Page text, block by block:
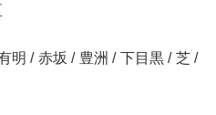
明 / 赤坂 / 豊洲 / 下目黒 / 芝 /